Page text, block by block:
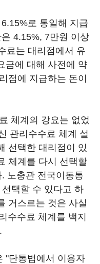
로 통일해 지급
4.15%, 7만원 이상
료는 대리점에서 유
금에 대해 사전에 약
점에 지급하는 돈이
체계의 강요는 없었
관리수수료 체계 설
선택한 대리점이 있
체계를 다시 선택할
노충관 전국이동통
택할 수 있다고 하
거스르는 것은 사실
수수료 체계를 백지
"단통법에서 이용자